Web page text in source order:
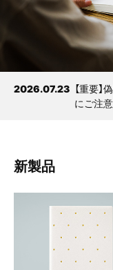
2026.08.03 サーバ
いに関
2026.07.23 【重要】
にご注
B6変
へ
2026.01.13
2026年
B6変形
さまへ
新製品